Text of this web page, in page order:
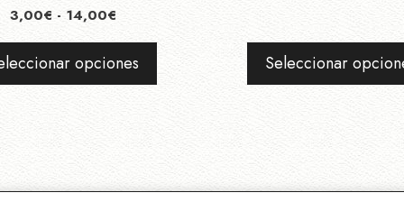
3,00€ - 14,00€
precios:
hasta
14,00€
opciones Seleccionar